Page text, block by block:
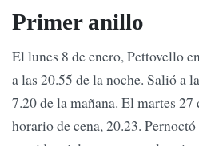
Primer anillo
El lunes 8 de enero, Pettovello
a las 20.55 de la noche. Salió a
7.20 de la mañana. El martes
horario de cena, 20.23.